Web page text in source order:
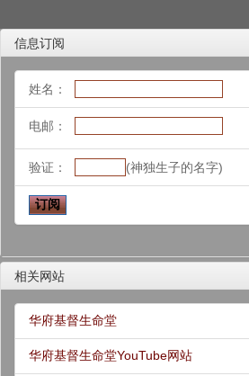
信息订阅
姓名：
电邮：
验证： (神独生子的名字)
相关网站
华府基督生命堂
华府基督生命堂YouTube网站